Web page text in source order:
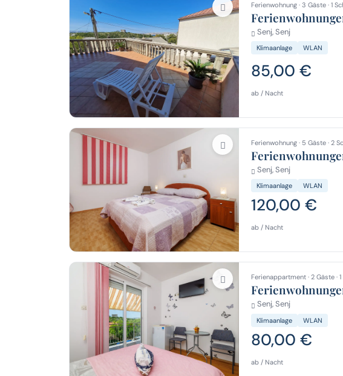
Ferienwohnung · 3 Gäste · 1
Senj, Senj
Klimaanlage WLAN
85,00 €
ab / Nacht
Ferienwohnung · 5 Gäste · 2
Senj, Senj
Klimaanlage WLAN
120,00 €
ab / Nacht
Ferienappartment · 2 Gäste ·
Senj, Senj
Klimaanlage WLAN
80,00 €
ab / Nacht